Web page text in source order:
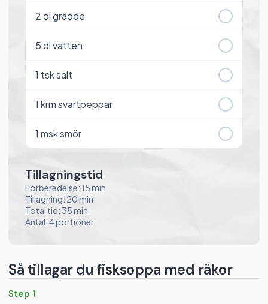
Så tillagar du fisksoppa med räkor
Step 1
2dl grädde
5dl vatten
1 tsk salt
1 krm svartpeppar
1 msk smör
Tillagningstid
Förberedelse: 15 min
Tillagning: 20 min
Total tid: 35 min
Antal: 4 portioner